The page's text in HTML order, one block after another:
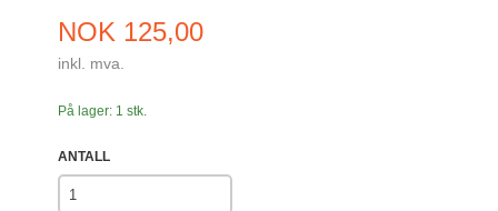
Pris
NOK 125,00
inkl. mva.
På lager: 1 stk.
ANTALL